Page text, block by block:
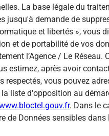
La base légale du
jusqu'à demande de
et libertés », vous
et de portabilité de vos
l’Agence / Le Réseau.
estimez, après avoir
respectés, vous pouvez
liste d'opposition au
. Dans le
de Données sensibles